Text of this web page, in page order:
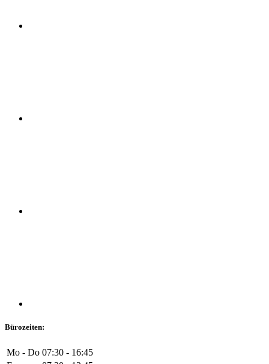
Bürozeiten:
Mo - Do 07:30 - 16:45